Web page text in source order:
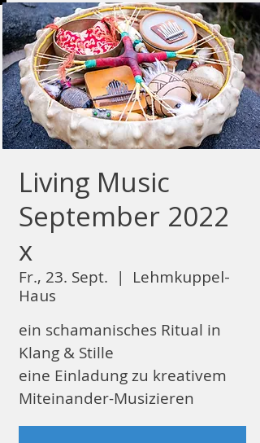
Living Music
September 2022
x
Fr., 23. Sept.
  |
Lehmkuppel-
Haus
ein schamanisches Ritual in
Klang & Stille
eine Einladung zu kreativem
Miteinander-Musizieren